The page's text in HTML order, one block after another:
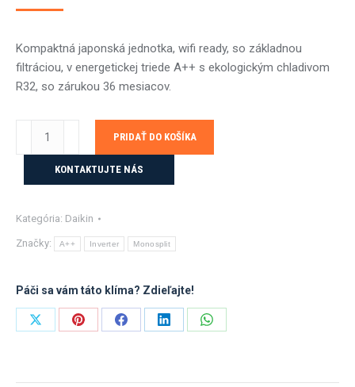
Kompaktná japonská jednotka, wifi ready, so základnou
filtráciou, v energetickej triede A++ s ekologickým chladivom
R32, so zárukou 36 mesiacov.
SENSIRA
ECO
+
RXC35D
PRIDAŤ DO KOŠÍKA
KONTAKTUJTE NÁS
Kategória: Daikin
Značky: A++ Inverter Monosplit
Páči sa vám táto klíma? Zdieľajte!
Share
Share
Share
Share
Share